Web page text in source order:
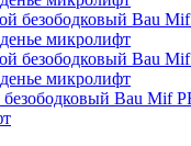
Bau Mif